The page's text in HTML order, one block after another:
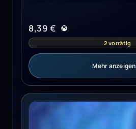
8,39 €
2 vorrätig
Mehr anzeigen
Onirism Steam Key GLOBAL